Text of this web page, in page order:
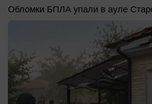
Обломки БПЛА упали в ауле